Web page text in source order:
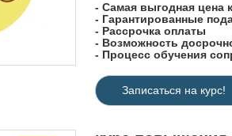
- Самая выгодная цена
- Гарантированные
- Рассрочка оплаты
- Возможность
- Процесс обучения
Записаться на курс!